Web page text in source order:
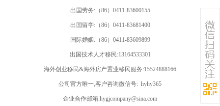
出国劳务:（86）0411-83600155
出国留学:（86）0411-83681400
国际婚姻:（86）0411-83609899
出国技术人才移民:13164533301
海外创业移民&海外房产置业移民服务:15524888166
公司官方唯一,客户咨询微信号: hyhy365
企业合作邮箱:hygjcompany@sina.com